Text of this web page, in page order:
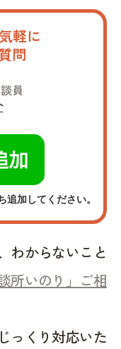
軽に
問
員
追加してください。
わからないこと
所いのり」ご相
っくり対応いた